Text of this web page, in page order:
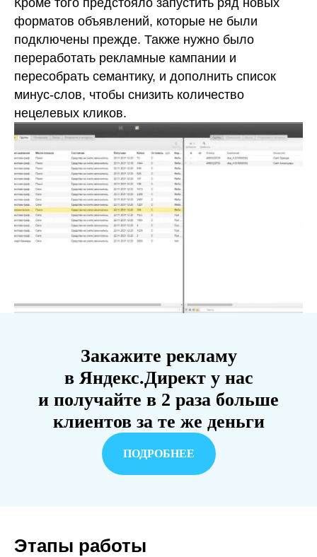
форматов объявлений, которые не были
подключены прежде. Также нужно было
переработать рекламные кампании и
пересобрать семантику, и дополнить список
минус-слов, чтобы снизить количество
нецелевых кликов.
Закажите рекламу
в Яндекс.Директ у нас
и получайте в 2 раза больше
клиентов за те же деньги
ПОДРОБНЕЕ
Этапы работы